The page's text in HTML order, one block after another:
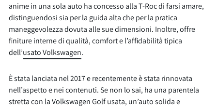
anime in una sola auto ha concesso alla T-Roc di farsi amare,
distinguendosi sia per la guida alta che per la pratica
maneggevolezza dovuta alle sue dimensioni. Inoltre, offre
finiture interne di qualità, comfort e l’affidabilità tipica
dell’usato Volkswagen.
È stata lanciata nel 2017 e recentemente è stata rinnovata
nell’aspetto e nei contenuti. Se non lo sai, ha una parentela
stretta con laVolkswagen Golf usata, un’auto solida e